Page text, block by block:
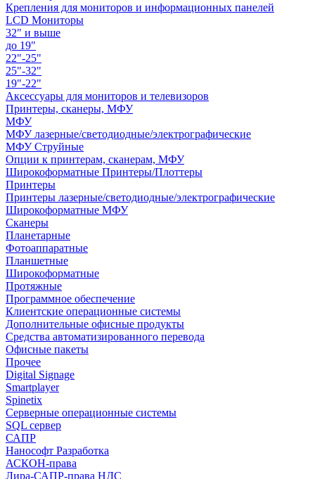
Крепления для мониторов и информационных панелей
LCD Мониторы
32" и выше
до 19"
22"-25"
25"-32"
19"-22"
Аксессуары для мониторов и телевизоров
Принтеры, сканеры, МФУ
МФУ
МФУ лазерные/светодиодные/электрографические
МФУ Струйные
Опции к принтерам, сканерам, МФУ
Широкоформатные Принтеры/Плоттеры
Принтеры
Принтеры лазерные/светодиодные/электрографические
Широкоформатные МФУ
Сканеры
Планетарные
Фотоаппаратные
Планшетные
Широкоформатные
Протяжные
Программное обеспечение
Клиентские операционные системы
Дополнительные офисные продукты
Средства автоматизированного перевода
Офисные пакеты
Прочее
Digital Signage
Smartplayer
Spinetix
Серверные операционные системы
SQL сервер
САПР
Нанософт Разработка
АСКОН-права
Лира-САПР-права НДС